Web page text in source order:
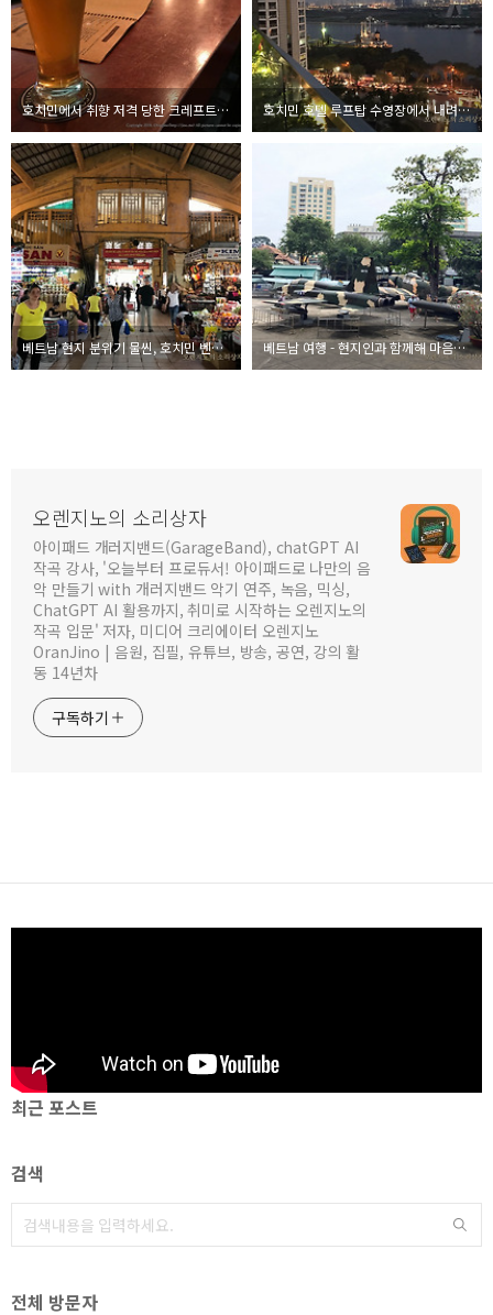
호치민에서 취향 저격 당한 크레프트 비어 몰트 사이공 호치민 호텔 루프탑 수영장에서 내려다본 야경 사진과 동영상
베트남 현지 분위기 물씬, 호치민 벤탄시장에서 흥정하여 커피 사기 베트남 여행 - 현지인과 함께해 마음이 더 무거웠던 호치민 전쟁박물관
오렌지노의 소리상자
아이패드 개러지밴드(GarageBand), chatGPT AI
작곡 강사, '오늘부터 프로듀서! 아이패드로 나만의 음
악 만들기 with 개러지밴드 악기 연주, 녹음, 믹싱,
ChatGPT AI 활용까지, 취미로 시작하는 오렌지노의
작곡 입문' 저자, 미디어 크리에이터 오렌지노
OranJino | 음원, 집필, 유튜브, 방송, 공연, 강의 활
동 14년차
구독하기
최근 포스트
검색
전체 방문자